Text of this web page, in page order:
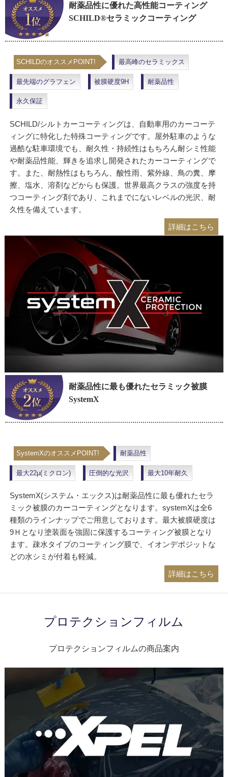
耐薬品性に優れた高性能コーティング
SCHILD®セラミックコーティング
SCHILDのオススメPOINT! 最高峰のセラミックス
最先端のグラフェン 被膜硬度9H 耐薬品性
永久保証
SCHILD/シルトカーコーティングは、自動車用のカーコーテ
ィングに特化した特殊コーティングです。屋外駐車のような
過酷な駐車環境でも、耐久性・持続性はもちろん耐シミ性能
や耐薬品性能、輝きを追求し開発されたカーコーティングで
す。また、耐熱性はもちろん、酸性雨、紫外線、鳥の糞、摩
擦、塩水、溶剤などからも保護。世界最高クラスの強度を持
つコーティング剤であり、これまでにないレベルの光沢、耐
久性を備えています。
詳細はこちら
耐薬品性に最も優れたセラミック被膜
SystemX
SystemXのオススメPOINT! 耐薬品性
最大22μ(ミクロン) 圧倒的な光沢 最大10年耐久
SystemX(システム・エックス)は耐薬品性に最も優れたセラ
ミック被膜のカーコーティングとなります。systemXは全6
種類のラインナップでご用意しております。最大被膜硬度は
9Ｈとなり塗装面を強固に保護するコーティング被膜となり
ます。疎水タイプのコーティング膜で、イオンデポジットな
どの水シミが付着も軽減。
詳細はこちら
プロテクションフィルム
プロテクションフィルムの商品案内